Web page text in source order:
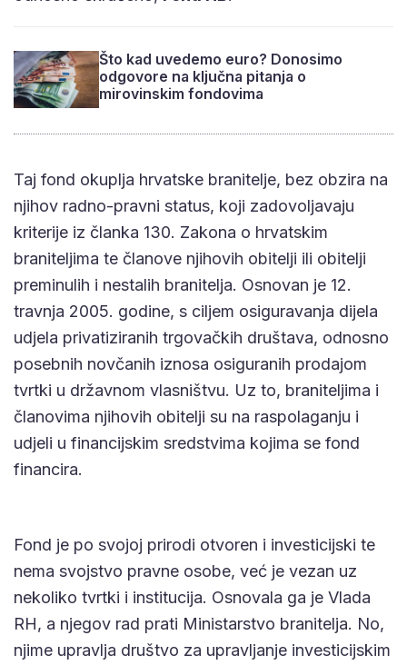
Što kad uvedemo euro? Donosimo
odgovore na ključna pitanja o
mirovinskim fondovima
Taj fond okuplja hrvatske branitelje, bez obzira na
njihov radno-pravni status, koji zadovoljavaju
kriterije iz članka 130. Zakona o hrvatskim
braniteljima te članove njihovih obitelji ili obitelji
preminulih i nestalih branitelja. Osnovan je 12.
travnja 2005. godine, s ciljem osiguravanja dijela
udjela privatiziranih trgovačkih društava, odnosno
posebnih novčanih iznosa osiguranih prodajom
tvrtki u državnom vlasništvu. Uz to, braniteljima i
članovima njihovih obitelji su na raspolaganju i
udjeli u financijskim sredstvima kojima se fond
financira.
Fond je po svojoj prirodi otvoren i investicijski te
nema svojstvo pravne osobe, već je vezan uz
nekoliko tvrtki i institucija. Osnovala ga je Vlada
RH, a njegov rad prati Ministarstvo branitelja. No,
njime upravlja društvo za upravljanje investicijskim